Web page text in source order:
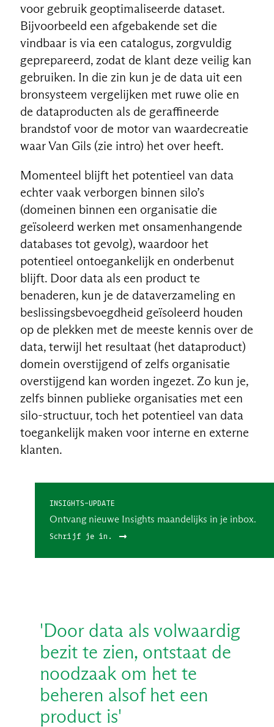
voor gebruik geoptimaliseerde dataset.
Bijvoorbeeld een afgebakende set die
vindbaar is via een catalogus, zorgvuldig
geprepareerd, zodat de klant deze veilig kan
gebruiken. In die zin kun je de data uit een
bronsysteem vergelijken met ruwe olie en
de dataproducten als de geraffineerde
brandstof voor de motor van waardecreatie
waar Van Gils (zie intro) het over heeft.
Momenteel blijft het potentieel van data
echter vaak verborgen binnen silo’s
(domeinen binnen een organisatie die
geïsoleerd werken met onsamenhangende
databases tot gevolg), waardoor het
potentieel ontoegankelijk en onderbenut
blijft. Door data als een product te
benaderen, kun je de dataverzameling en
beslissingsbevoegdheid geïsoleerd houden
op de plekken met de meeste kennis over de
data, terwijl het resultaat (het dataproduct)
domein overstijgend of zelfs organisatie
overstijgend kan worden ingezet. Zo kun je,
zelfs binnen publieke organisaties met een
silo-structuur, toch het potentieel van data
toegankelijk maken voor interne en externe
klanten.
INSIGHTS-UPDATE
Ontvang nieuwe Insights maandelijks in je inbox.
Schrijf je in.
'Door data als volwaardig
bezit te zien, ontstaat de
noodzaak om het te
beheren alsof het een
product is'